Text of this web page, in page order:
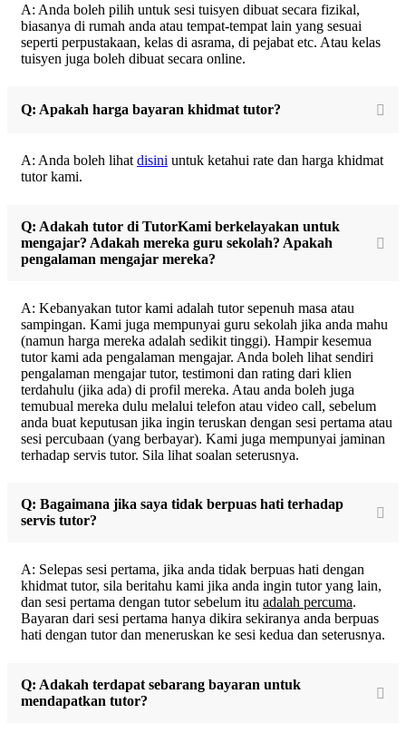
A: Anda boleh pilih untuk sesi tuisyen dibuat secara fizikal,
biasanya di rumah anda atau tempat-tempat lain yang sesuai
seperti perpustakaan, kelas di asrama, di pejabat etc. Atau kelas
tuisyen juga boleh dibuat secara online.
Q: Apakah harga bayaran khidmat tutor?
A: Anda boleh lihat disini untuk ketahui rate dan harga khidmat
tutor kami.
Q: Adakah tutor di TutorKami berkelayakan untuk
mengajar? Adakah mereka guru sekolah? Apakah
pengalaman mengajar mereka?
A: Kebanyakan tutor kami adalah tutor sepenuh masa atau
sampingan. Kami juga mempunyai guru sekolah jika anda mahu
(namun harga mereka adalah sedikit tinggi). Hampir kesemua
tutor kami ada pengalaman mengajar. Anda boleh lihat sendiri
pengalaman mengajar tutor, testimoni dan rating dari klien
terdahulu (jika ada) di profil mereka. Atau anda boleh juga
temubual mereka dulu melalui telefon atau video call, sebelum
anda buat keputusan jika ingin teruskan dengan sesi pertama atau
sesi percubaan (yang berbayar). Kami juga mempunyai jaminan
terhadap servis tutor. Sila lihat soalan seterusnya.
Q: Bagaimana jika saya tidak berpuas hati terhadap
servis tutor?
A: Selepas sesi pertama, jika anda tidak berpuas hati dengan
khidmat tutor, sila beritahu kami jika anda ingin tutor yang lain,
dan sesi pertama dengan tutor sebelum itu adalah percuma.
Bayaran dari sesi pertama hanya dikira sekiranya anda berpuas
hati dengan tutor dan meneruskan ke sesi kedua dan seterusnya.
Q: Adakah terdapat sebarang bayaran untuk
mendapatkan tutor?